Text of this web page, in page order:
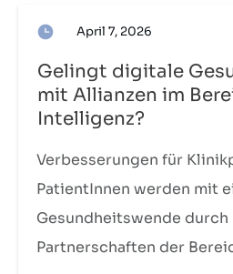
April 7, 2026
Gelingt digitale
mit Allianzen im
Intelligenz?
Verbesserungen für
PatientInnen werden mit
Gesundheitswende durch
Partnerschaften der